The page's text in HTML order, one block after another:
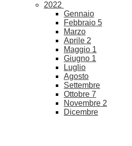
2022
Gennaio
Febbraio 5
Marzo
Aprile 2
Maggio 1
Giugno 1
Luglio
Agosto
Settembre
Ottobre 7
Novembre 2
Dicembre